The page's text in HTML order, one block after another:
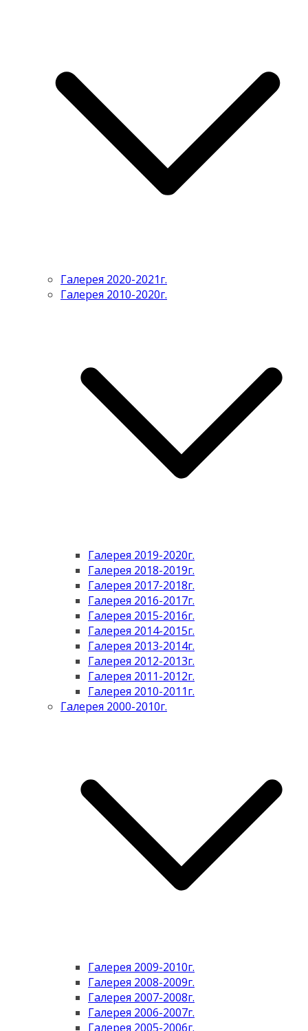
Галерея 2020-2021г.
Галерея 2010-2020г.
Галерея 2019-2020г.
Галерея 2018-2019г.
Галерея 2017-2018г.
Галерея 2016-2017г.
Галерея 2015-2016г.
Галерея 2014-2015г.
Галерея 2013-2014г.
Галерея 2012-2013г.
Галерея 2011-2012г.
Галерея 2010-2011г.
Галерея 2000-2010г.
Галерея 2009-2010г.
Галерея 2008-2009г.
Галерея 2007-2008г.
Галерея 2006-2007г.
Галерея 2005-2006г.